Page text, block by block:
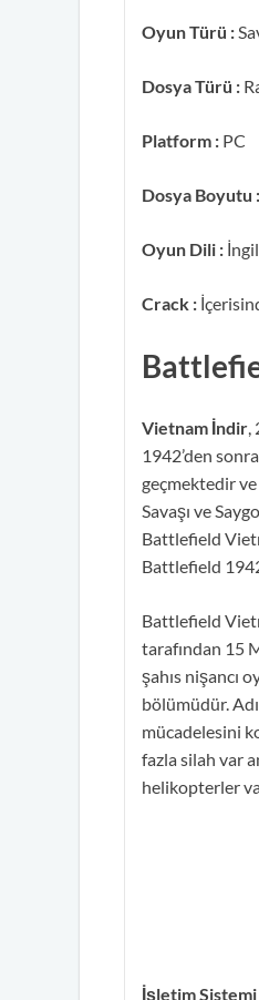
Oyun Türü :
Dosya Türü :
Platform : PC
Dosya Boyutu :
Oyun Dili :
Crack :
Vietnam İndir
1942’den
geçmektedir
Savaşı ve
Battlefield
Battlefield
Battlefield
tarafından 15
şahıs nişancı
bölümüdür.
mücadelesini
fazla silah var
helikopterler
İşletim Sistemi